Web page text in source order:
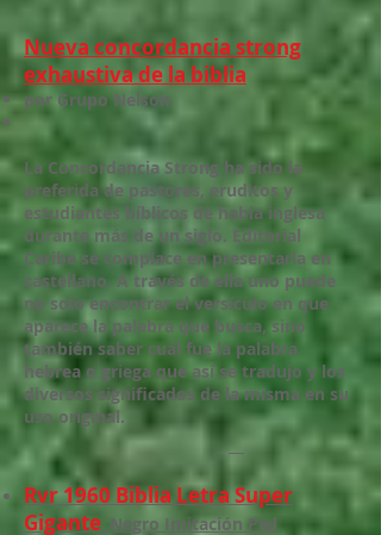
Nueva concordancia strong
exhaustiva de la biblia
por Grupo Nelson
La Concordancia Strong ha sido la
preferida de pastores, eruditos y
estudiantes bíblicos de habla inglesa
durante más de un siglo. Editorial
Caribe se complace en presentarla en
castellano. A través de ella uno puede
no solo encontrar el versículo en que
aparece la palabra que busca, sino
también saber cuál fue la palabra
hebrea o griega que así se tradujo y los
diversos significados de la misma en su
uso original.
Rvr 1960 Biblia Letra Super
Gigante, Negro Imitación Piel